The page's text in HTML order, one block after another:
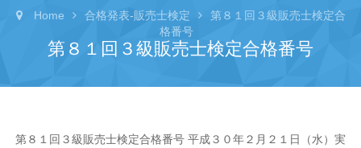
Home 合格発表-販売士検定
第８１回３級販売士検定合
格番号
第８１回３級販売士検定合格番号
第８１回３級販売士検定合格番号 平成３０年２月２１日（水）実